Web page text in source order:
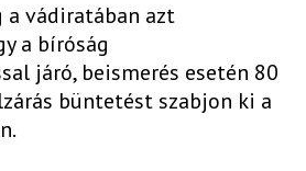
a vádiratában azt
a bíróság
járó, beismerés esetén 80
büntetést szabjon ki a